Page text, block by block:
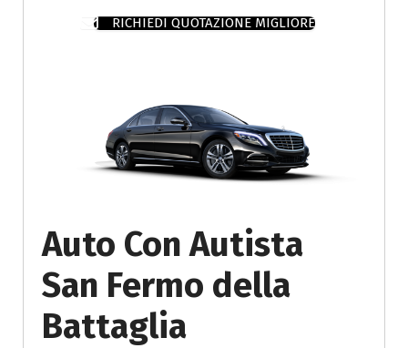
RICHIEDI QUOTAZIONE MIGLIORE
Auto Con Autista
San Fermo della
Battaglia